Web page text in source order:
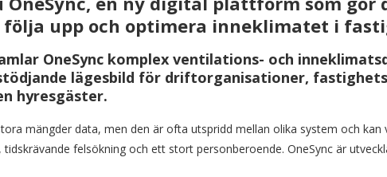
upp och optimera inneklimatet i
OneSync komplex ventilations- och
lägesbild för driftorganisationer,
hyresgäster.
mängder data, men den är ofta utspridd mellan olika system och kan
felsökning och ett stort personberoende. OneSync är